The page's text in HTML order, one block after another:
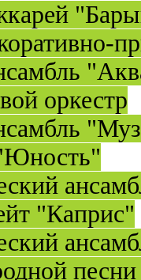
оркестр
"Каприс"